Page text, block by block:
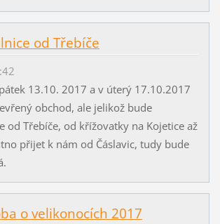
od Třebíče
13.10. 2017 a v úterý 17.10.2017
obchod, ale jelikož bude
od Třebíče, od křížovatky na Kojetice až
přijet k nám od Čáslavic, tudy bude
o velikonocích 2017